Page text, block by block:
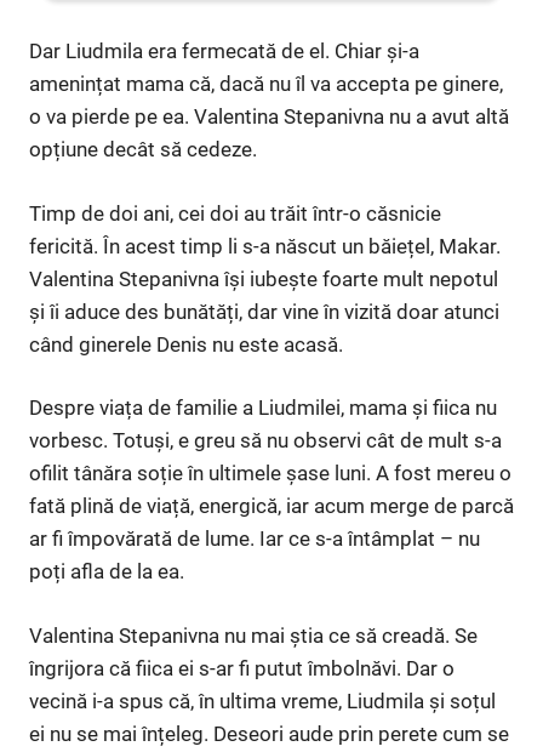
Dar Liudmila era fermecată de el. Chiar și-a
amenințat mama că, dacă nu îl va accepta pe ginere,
o va pierde pe ea. Valentina Stepanivna nu a avut altă
opțiune decât să cedeze.
Timp de doi ani, cei doi au trăit într-o căsnicie
fericită. În acest timp li s-a născut un băiețel, Makar.
Valentina Stepanivna își iubește foarte mult nepotul
și îi aduce des bunătăți, dar vine în vizită doar atunci
când ginerele Denis nu este acasă.
Despre viața de familie a Liudmilei, mama și fiica nu
vorbesc. Totuși, e greu să nu observi cât de mult s-a
ofilit tânăra soție în ultimele șase luni. A fost mereu o
fată plină de viață, energică, iar acum merge de parcă
ar fi împovărată de lume. Iar ce s-a întâmplat – nu
poți afla de la ea.
Valentina Stepanivna nu mai știa ce să creadă. Se
îngrijora că fiica ei s-ar fi putut îmbolnăvi. Dar o
vecină i-a spus că, în ultima vreme, Liudmila și soțul
ei nu se mai înțeleg. Deseori aude prin perete cum se